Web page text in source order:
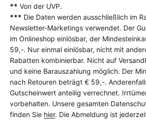
** Von der UVP.
*** Die Daten werden ausschließlich im
Newsletter-Marketings verwendet. Der
im Onlineshop einlösbar, der
59,-. Nur einmal einlösbar, nicht mit
Rabatten kombinierbar. Nicht auf
und keine Barauszahlung möglich. Der
nach Retouren beträgt € 59,-.
Gutscheinwert anteilig verrechnet.
vorbehalten. Unsere gesamten
finden Sie hier. Die Abmeldung ist